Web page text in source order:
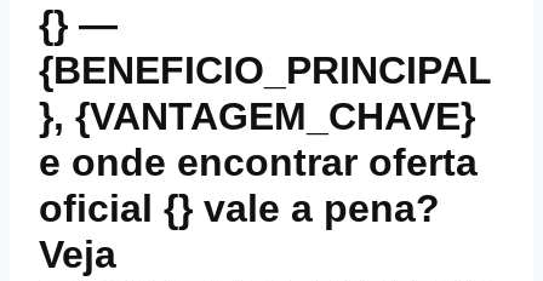
{} —
{BENEFICIO_PRINCIPAL
}, {VANTAGEM_CHAVE}
e onde encontrar oferta
oficial {} vale a pena?
Veja